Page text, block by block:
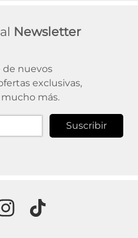
Newsletter
de nuevos
exclusivas,
más.
Suscribir